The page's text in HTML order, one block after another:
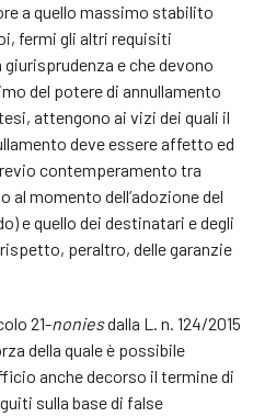
a quello massimo stabilito
fermi gli altri requisiti
e che devono
del potere di annullamento
attengono ai vizi dei quali il
deve essere affetto ed
contemperamento tra
al momento dell’adozione del
e quello dei destinatari e degli
peraltro, delle garanzie
21-noniesdalla L. n. 124/2015
della quale è possibile
anche decorso il termine di
sulla base di false